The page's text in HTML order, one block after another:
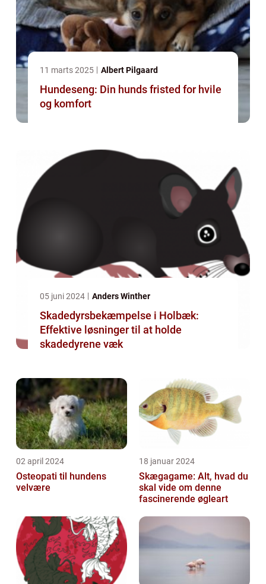
11 marts 2025 Albert Pilgaard
Hundeseng: Din hunds fristed for hvile
og komfort
05 juni 2024 Anders Winther
Skadedyrsbekæmpelse i Holbæk:
Effektive løsninger til at holde
skadedyrene væk
02 april 2024
Osteopati til hundens
velvære
18 januar 2024
Skægagame: Alt, hvad du
skal vide om denne
fascinerende øgleart